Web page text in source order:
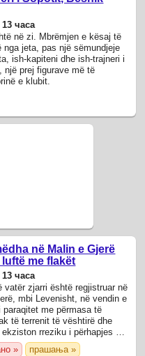
часа
në zi. Mbrëmjen e kësaj të
nga jeta, pas një sëmundjeje
ish-kapiteni dhe ish-trajneri i
një prej figurave më të
e klubit.
në Malin e Gjerë
me flakët
часа
vatër zjarri është regjistruar në
mbi Levenisht, në vendin e
me përmasa të
të terrenit të vështirë dhe
rreziku i përhapjes së
» прашања »